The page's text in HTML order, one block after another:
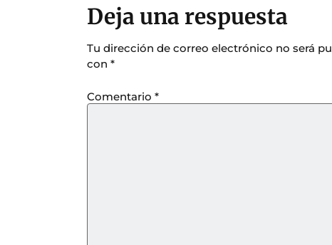
Deja una respuesta
Tu dirección de correo electrónico no será
con *
Comentario *